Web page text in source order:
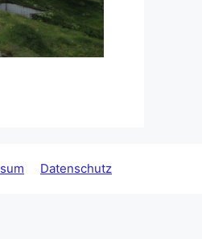
Datenschutz